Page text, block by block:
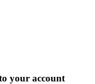
your account